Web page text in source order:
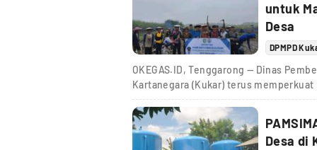
untuk
Desa
DPMPD
OKEGAS.ID, Tenggarong — Dinas
Kartanegara (Kukar) terus memperkuat
Desa di